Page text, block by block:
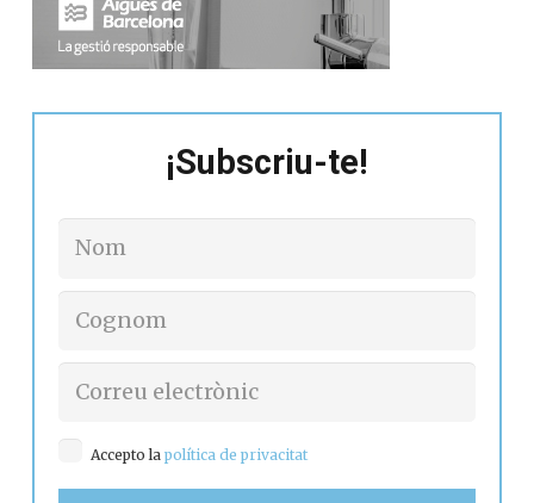
¡Subscriu-te!
Accepto la política de privacitat